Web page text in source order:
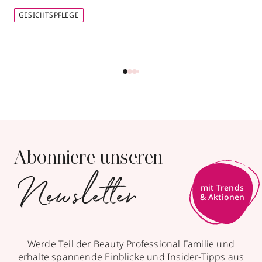
GESICHTSPFLEGE
Abonniere unseren
Newsletter
Werde Teil der Beauty Professional Familie und
erhalte spannende Einblicke und Insider-Tipps aus